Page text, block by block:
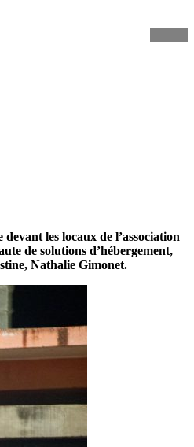
les locaux de l’association
de solutions d’hébergement,
Nathalie Gimonet.